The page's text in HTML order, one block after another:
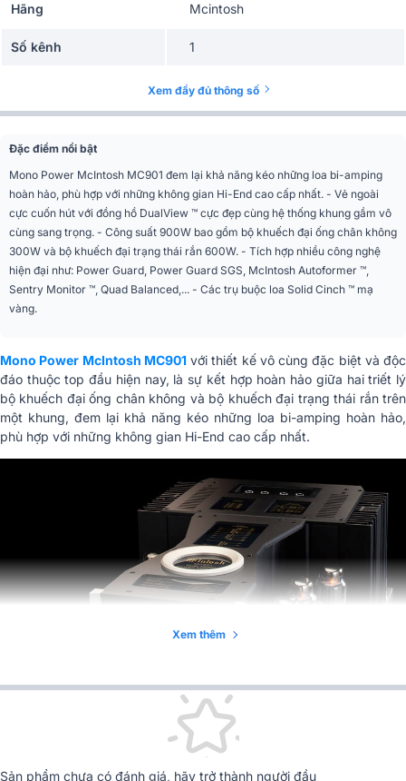
Hãng Mcintosh
Số kênh 1
Phần trạng thái rắn
08 x KT88, 04 x 12AT7, 04 x
Kết nối vào 03 (1 bán dẫn, 1 đèn, 1 hybrid)
Kích thước
444,5 x 337(bao gồm cả bàn
chân) x 749mm
Trọng lượng
81,6 kg
Nhập Khẩu & Phân
Xem đầy đủ thông số
Đặc điểm nổi bật
Mono Power McIntosh MC901 đem lại khả năng kéo những loa bi-amping
hoàn hảo, phù hợp với những không gian Hi-End cao cấp nhất. - Vẻ ngoài
cực cuốn hút với đồng hồ DualView ™ cực đẹp cùng hệ thống khung gầm vô
cùng sang trọng. - Công suất 900W bao gồm bộ khuếch đại ống chân không
300W và bộ khuếch đại trạng thái rắn 600W. - Tích hợp nhiều công nghệ
hiện đại như: Power Guard, Power Guard SGS, McIntosh Autoformer ™,
Sentry Monitor ™, Quad Balanced,... - Các trụ buộc loa Solid Cinch ™ mạ
vàng.
Mono Power McIntosh MC901với thiết kế vô cùng đặc biệt và độc
đáo thuộc top đầu hiện nay, là sự kết hợp hoàn hảo giữa hai triết lý
bộ khuếch đại ống chân không và bộ khuếch đại trạng thái rắn trên
một khung, đem lại khả năng kéo những loa bi-amping hoàn hảo,
phù hợp với những không gian Hi-End cao cấp nhất.
Xem thêm
Sản phẩm chưa có đánh giá, hãy trở thành người đầu